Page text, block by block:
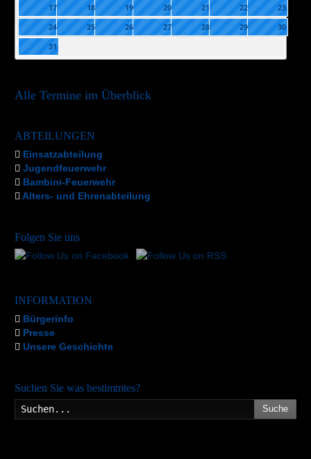
17
18 19 20 21 22
23
24
25 26 27 28 29
30
31
Alle Termine im Überblick
ABTEILUNGEN
Einsatzabteilung
Jugendfeuerwehr
Bambini-Feuerwehr
Alters- und Ehrenabteilung
Folgen Sie uns
INFORMATION
Bürgerinfo
Presse
Unsere Geschichte
Suchen Sie was bestimmtes?
Suche